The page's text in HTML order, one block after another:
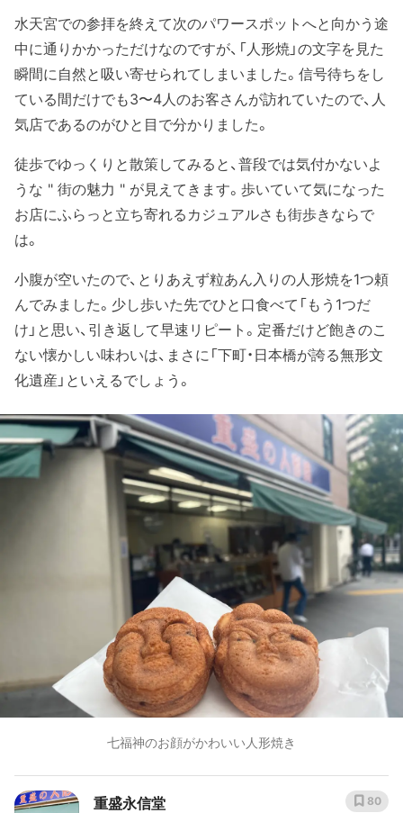
水天宮での参拝を終えて次のパワースポットへと向かう途
中に通りかかっただけなのですが、「人形焼」の文字を見た
瞬間に自然と吸い寄せられてしまいました。信号待ちをし
ている間だけでも3〜4人のお客さんが訪れていたので、人
気店であるのがひと目で分かりました。
徒歩でゆっくりと散策してみると、普段では気付かないよ
うな " 街の魅力 " が見えてきます。歩いていて気になった
お店にふらっと立ち寄れるカジュアルさも街歩きならで
は。
小腹が空いたので、とりあえず粒あん入りの人形焼を1つ頼
んでみました。少し歩いた先でひと口食べて「もう1つだ
け」と思い、引き返して早速リピート。定番だけど飽きのこ
ない懐かしい味わいは、まさに「下町・日本橋が誇る無形文
化遺産」といえるでしょう。
七福神のお顔がかわいい人形焼き
重盛永信堂 80